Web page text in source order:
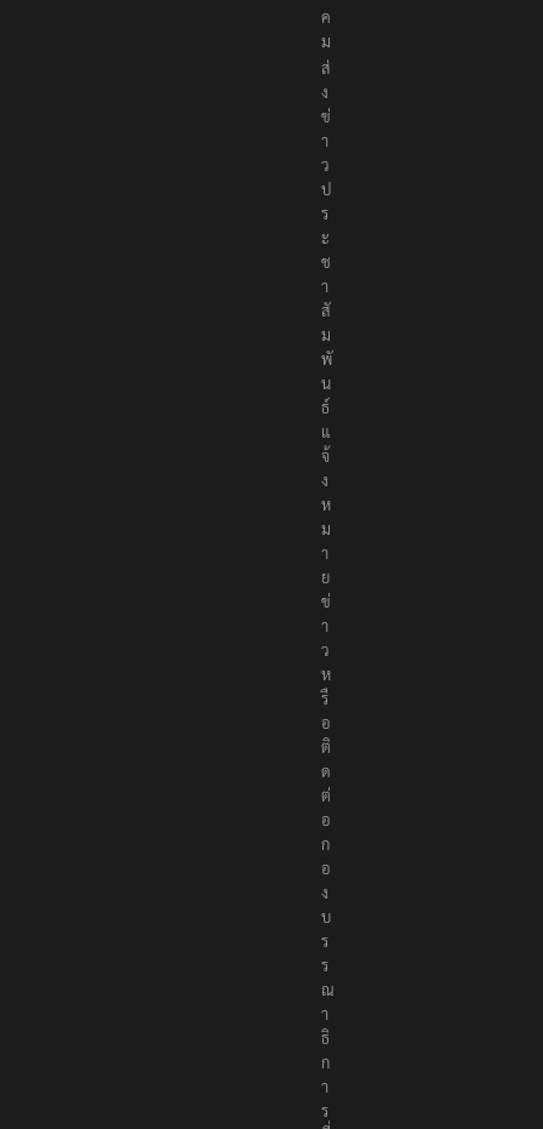
ค
ม
ส่
ง
ข่
า
ว
ป
ร
ะ
ช
า
สั
ม
พั
น
ธ์
แ
จ้
ง
ห
ม
า
ย
ข่
า
ว
ห
รื
อ
ติ
ด
ต่
อ
ก
อ
ง
บ
ร
ร
ณ
า
ธิ
ก
า
ร